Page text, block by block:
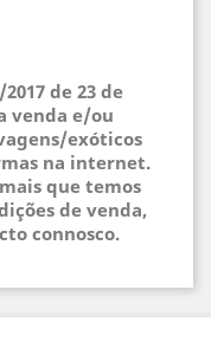
de 23 de
venda e/ou
exóticos
na internet.
que temos
de venda,
connosco.